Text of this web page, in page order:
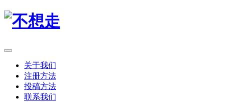
关于我们
注册方法
投稿方法
联系我们